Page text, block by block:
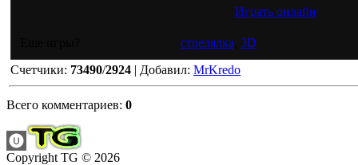
Играть онлайн
стрелялка 3D
Счетчики: 73490/2924 | Добавил: MrKredo
Всего комментариев: 0
Copyright TG © 2026